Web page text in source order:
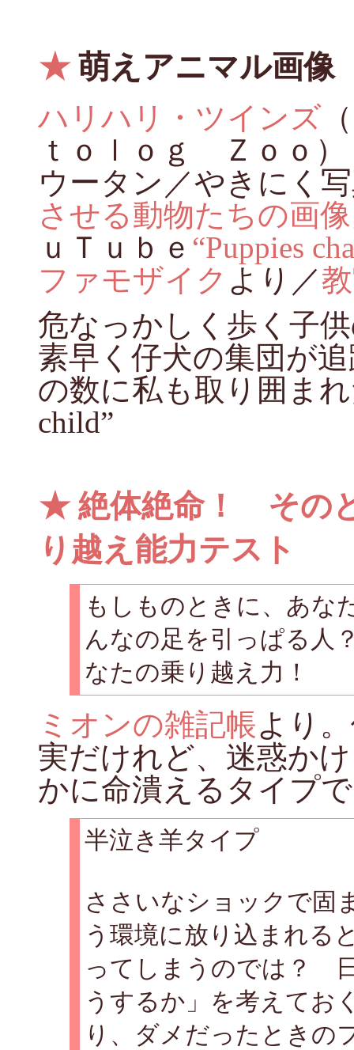
★萌えアニマル画像
ハリハリ・ツインズ
ｔｏｌｏｇ Ｚｏｏ）
ウータン／やきにく
させる動物たちの画
ｕＴｕｂｅ “Puppies
ファモザイク より／
危なっかしく歩く子
素早く仔犬の集団が
の数に私も取り囲まれ
child”
★ 絶体絶命！ その
り越え能力テスト
もしものときに、あ
んなの足を引っぱる
なたの乗り越え力！
ミオンの雑記帳より
実だけれど、迷惑か
かに命潰えるタイプ
半泣き羊タイプ
ささいなショックで固
う環境に放り込まれる
ってしまうのでは？
うするか」を考えてお
り、ダメだったときの